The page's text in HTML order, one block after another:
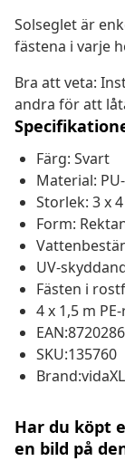
Solseglet är
fästena i varje
Bra att veta:
andra för att
Färg: Svart
Material:
Storlek: 3 x
Form:
UV-
Fästen i
4 x 1,5 m
SKU:135760
Brand:vidaXL
Har du köpt
en bild på